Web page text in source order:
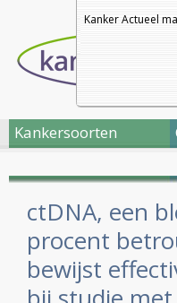
Kanker Actueel
Kankersoorten
ctDNA, een
procent
bewijst